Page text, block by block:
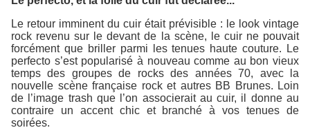
Le retour imminent du cuir était prévisible : le look vintage
rock revenu sur le devant de la scène, le cuir ne pouvait
forcément que briller parmi les tenues haute couture. Le
perfecto s’est popularisé à nouveau comme au bon vieux
temps des groupes de rocks des années 70, avec la
nouvelle scène française rock et autres BB Brunes. Loin
de l’image trash que l’on associerait au cuir, il donne au
contraire un accent chic et branché à vos tenues de
soirées.